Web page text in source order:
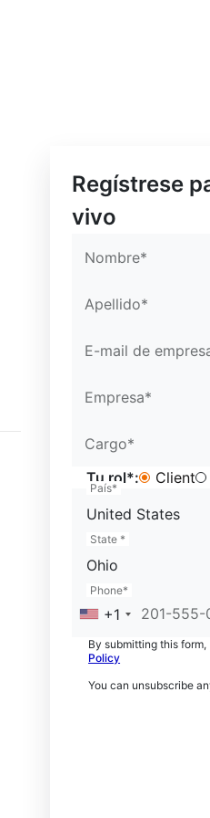
Regístrese
vivo
Nombre*
Apellido*
E-mail de
Confirm Email*
Empresa*
Cargo*
Tu rol*:
Client
País*
United States
Confirm Email*
State *
Ohio
+1
Phone*
By submitting this
Policy
You can unsubscribe
Partner Portal